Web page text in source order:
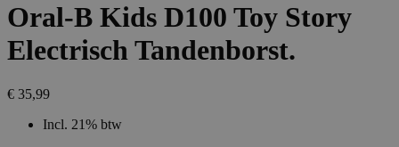
Oral-B Kids D100 Toy Story
Electrisch Tandenborst.
€ 35,99
Incl. 21% btw